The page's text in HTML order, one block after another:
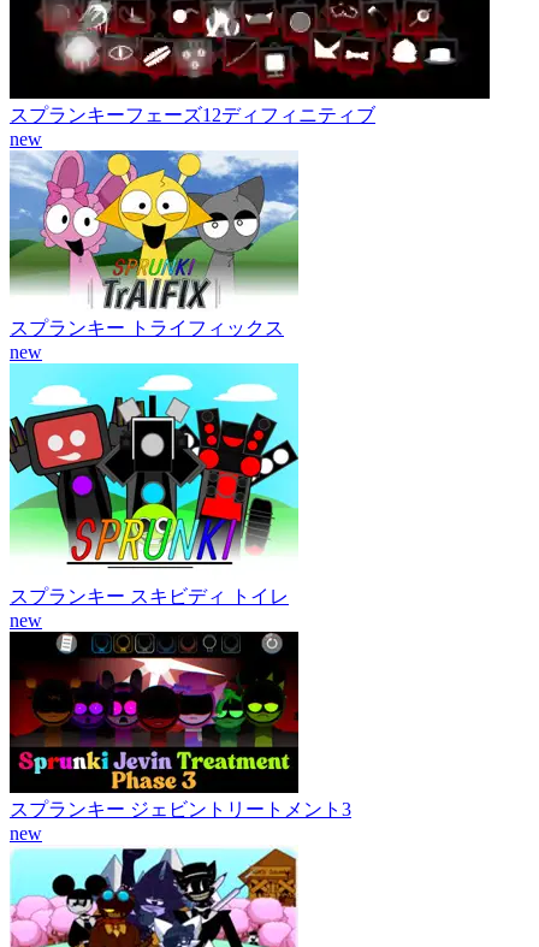
スプランキーフェーズ12ディフィニティブ
new
スプランキー トライフィックス
new
スプランキー スキビディ トイレ
new
スプランキー ジェビントリートメント3
new